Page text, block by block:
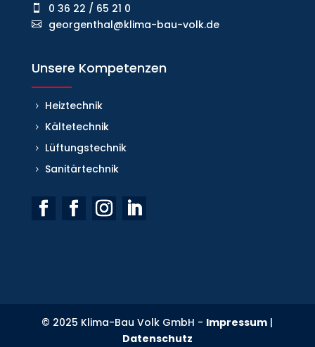
0 36 22 / 65 21 0
georgenthal@klima-bau-volk.de
Unsere Kompetenzen
Heiztechnik
Kältetechnik
Lüftungstechnik
Sanitärtechnik
© 2025 Klima-Bau Volk GmbH - Impressum |
Datenschutz